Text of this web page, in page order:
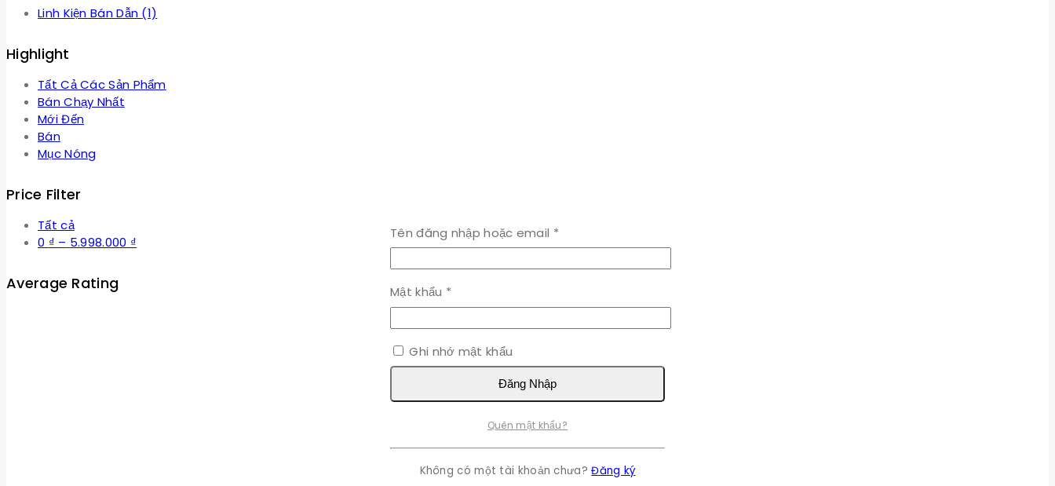
Linh Kiện Bán Dẫn (1)
Highlight
Tất Cả Các Sản Phẩm
Bán Chạy Nhất
Mới Đến
Bán
Mục Nóng
Price Filter
Tất cả
0 ₫ – 5.998.000 ₫
Average Rating
Tên đăng nhập hoặc email *Bắt
buộc
Mật khẩu *
buộc
Ghi nhớ mật khẩu
Đăng Nhập
Quên mật khẩu?
Không có một tài khoản chưa?Đăng ký